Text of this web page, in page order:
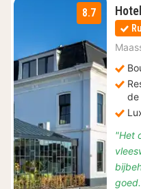
8.7
de
"Het